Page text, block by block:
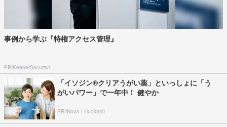
事例から学ぶ『特権アクセス管理』
PR(KeeperSecurity)
「イソジン®クリアうがい薬」といっしょに「う
がいパワー」で一年中！ 健やか
PR(iNova｜Hugkum)